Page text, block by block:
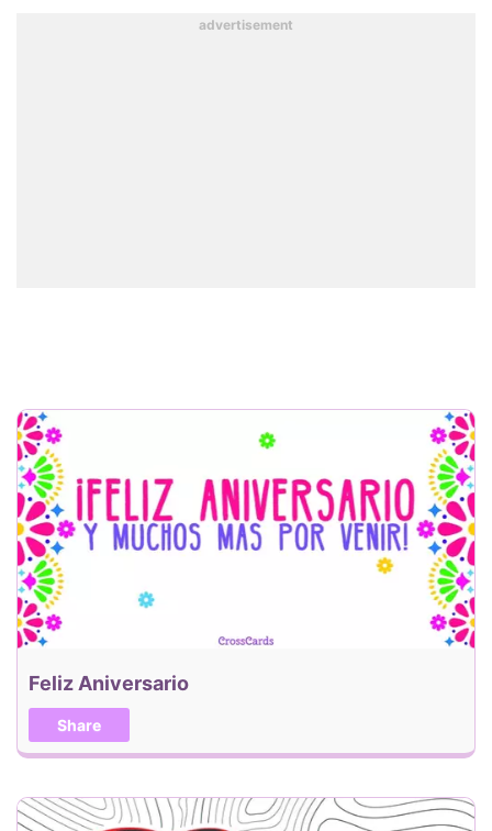
advertisement
Feliz Aniversario
Share